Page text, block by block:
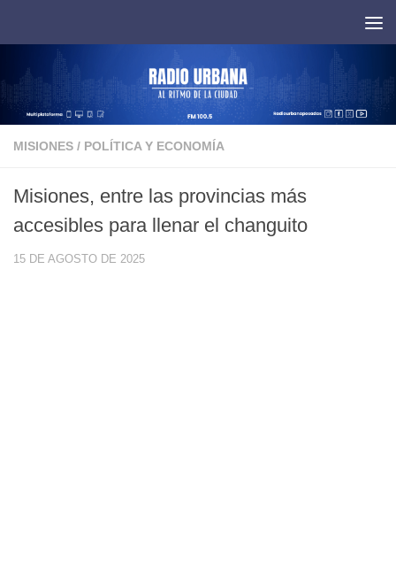
MISIONES / POLÍTICA Y ECONOMÍA
Misiones, entre las provincias más
accesibles para llenar el changuito
15 DE AGOSTO DE 2025